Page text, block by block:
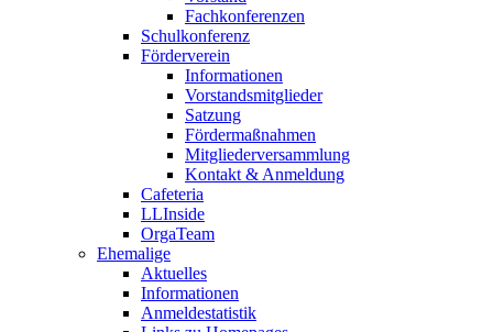
Fachkonferenzen
Schulkonferenz
Förderverein
Informationen
Vorstandsmitglieder
Satzung
Fördermaßnahmen
Mitgliederversammlung
Kontakt & Anmeldung
Cafeteria
LLInside
OrgaTeam
Ehemalige
Aktuelles
Informationen
Anmeldestatistik